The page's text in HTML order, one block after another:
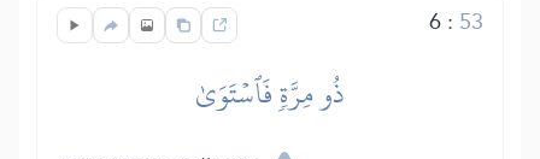
6: 53
ذُو مِرَّةٖ فَٱسۡتَوَىٰ